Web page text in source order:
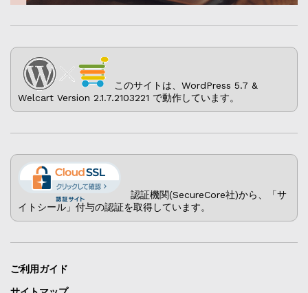
このサイトは、WordPress 5.7 &
Welcart Version 2.1.7.2103221 で動作しています。
認証機関(SecureCore社)から、「サ
イトシール」付与の認証を取得しています。
ご利用ガイド